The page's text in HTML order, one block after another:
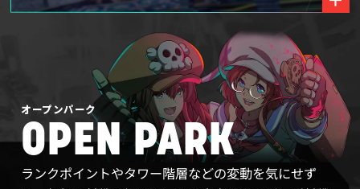
OPEN PARK
オープンパーク
ランクポイントやタワー階層などの変動を気にせず